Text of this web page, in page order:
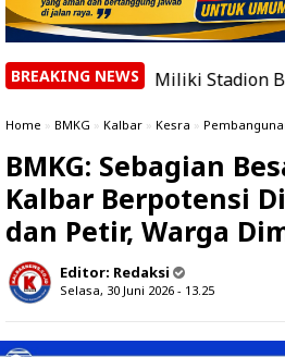
BREAKING NEWS
Miliki Stadion Berstandar
Home » BMKG » Kalbar » Kesra »
BMKG: Sebagian
Kalbar Berpotensi
dan Petir, Warga
Editor: Redaksi
Selasa, 30 Juni 2026 - 13.25